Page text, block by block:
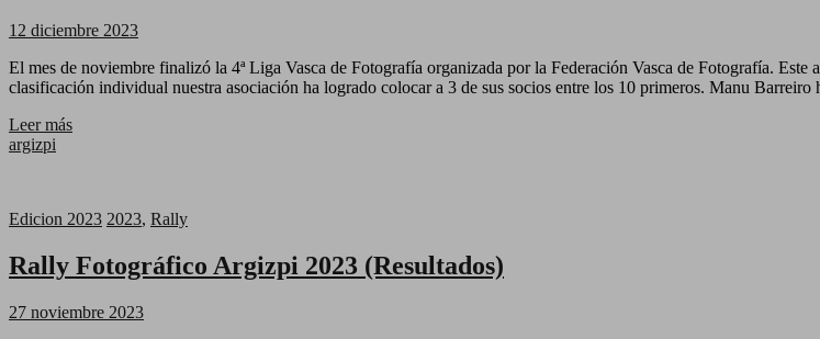
12 diciembre 2023
El mes de noviembre finalizó la 4ª Liga Vasca de Fotografía organizada por la Federación Vasca de Fotografía.
clasificación individual nuestra asociación ha logrado colocar a 3 de sus socios entre los 10 primeros. Manu
Leer más
argizpi
Edicion 2023 2023, Rally
Rally Fotográfico Argizpi 2023 (Resultados)
27 noviembre 2023